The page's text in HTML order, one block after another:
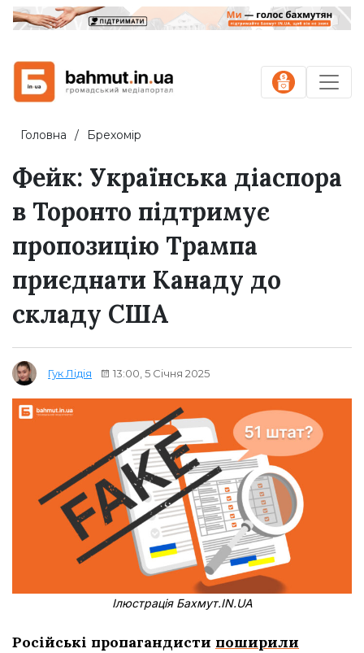
Головна Брехомір
Фейк: Українська діаспора
в Торонто підтримує
пропозицію Трампа
приєднати Канаду до
складу США
Гук Лідія 13:00, 5 Січня 2025
Ілюстрація Бахмут.IN.UA
Російські пропагандисти поширили